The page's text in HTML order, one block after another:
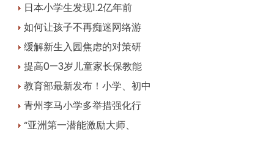
日本小学生发现1.2亿年前
如何让孩子不再痴迷网络游
缓解新生入园焦虑的对策研
提高0—3岁儿童家长保教能
教育部最新发布！小学、初中
青州李马小学多举措强化行
“亚洲第一潜能激励大师、